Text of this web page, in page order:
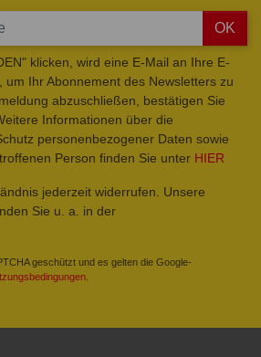
OK
klicken, wird eine E-Mail an Ihre E-
um Ihr Abonnement des Newsletters zu
abzuschließen, bestätigen Sie
Informationen über die
personenbezogener Daten sowie
Person finden Sie unter HIER
jederzeit widerrufen. Unsere
Sie u. a. in der
geschützt und es gelten die Google-